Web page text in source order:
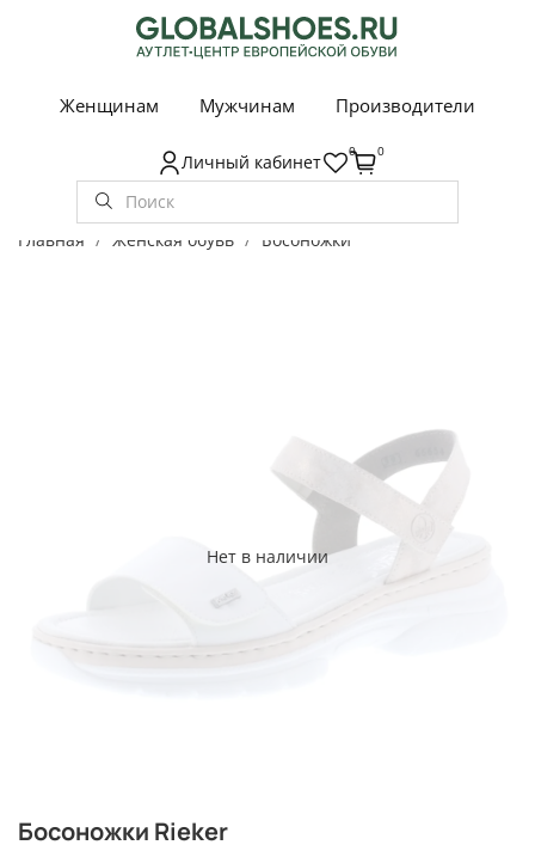
Женщинам Мужчинам Производители
Личный кабинет 0 0
Главная Женская обувь Босоножки
Нет в наличии
Босоножки Rieker